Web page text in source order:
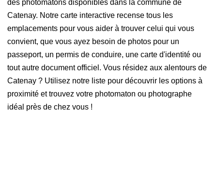
des photomatons disponibles dans la commune de
Catenay. Notre carte interactive recense tous les
emplacements pour vous aider à trouver celui qui vous
convient, que vous ayez besoin de photos pour un
passeport, un permis de conduire, une carte d'identité ou
tout autre document officiel. Vous résidez aux alentours de
Catenay ? Utilisez notre liste pour découvrir les options à
proximité et trouvez votre photomaton ou photographe
idéal près de chez vous !